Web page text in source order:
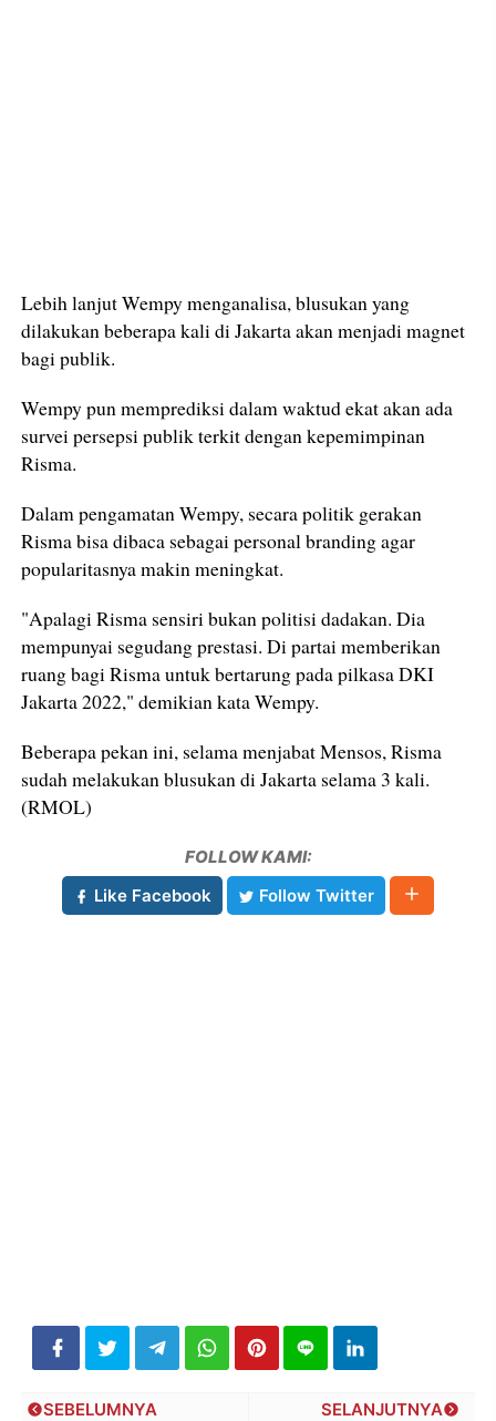
Lebih lanjut Wempy menganalisa, blusukan yang
dilakukan beberapa kali di Jakarta akan menjadi magnet
bagi publik.
Wempy pun memprediksi dalam waktud ekat akan ada
survei persepsi publik terkit dengan kepemimpinan
Risma.
Dalam pengamatan Wempy, secara politik gerakan
Risma bisa dibaca sebagai personal branding agar
popularitasnya makin meningkat.
"Apalagi Risma sensiri bukan politisi dadakan. Dia
mempunyai segudang prestasi. Di partai memberikan
ruang bagi Risma untuk bertarung pada pilkasa DKI
Jakarta 2022," demikian kata Wempy.
Beberapa pekan ini, selama menjabat Mensos, Risma
sudah melakukan blusukan di Jakarta selama 3 kali.
(RMOL)
FOLLOW KAMI:
Like Facebook
Follow Twitter
SELANJUTNYA
SEBELUMNYA